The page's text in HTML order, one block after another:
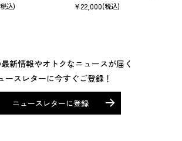
込)
¥22,000(税込)
最新情報やオトクなニュースが届く
ースレターに今すぐご登録！
ニュースレターに登録